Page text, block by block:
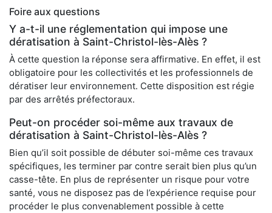
Foire aux questions
Y a-t-il une réglementation qui impose une
dératisation à Saint-Christol-lès-Alès ?
À cette question la réponse sera affirmative. En effet, il est
obligatoire pour les collectivités et les professionnels de
dératiser leur environnement. Cette disposition est régie
par des arrêtés préfectoraux.
Peut-on procéder soi-même aux travaux de
dératisation à Saint-Christol-lès-Alès ?
Bien qu’il soit possible de débuter soi-même ces travaux
spécifiques, les terminer par contre serait bien plus qu’un
casse-tête. En plus de représenter un risque pour votre
santé, vous ne disposez pas de l’expérience requise pour
procéder le plus convenablement possible à cette